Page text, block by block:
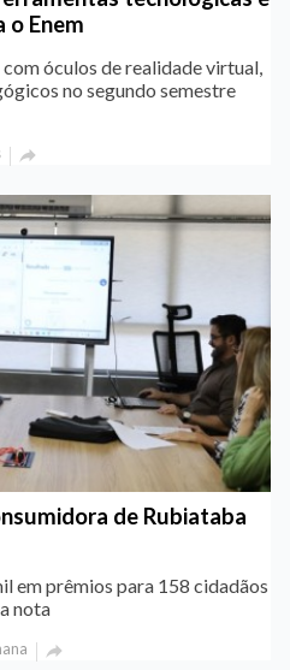
o Enem
óculos de realidade virtual,
no segundo semestre

de Rubiataba
em prêmios para 158 cidadãos
nota
